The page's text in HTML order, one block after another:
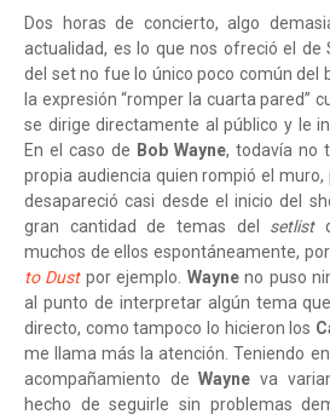
Dos horas de concierto, algo
actualidad, es lo que nos ofreció el de
del set no fue lo único poco común del
la expresión “romper la cuarta pared”
se dirige directamente al público y le
En el caso de Bob Wayne, todavía no
propia audiencia quien rompió el
desapareció casi desde el inicio del
gran cantidad de temas del setlist
muchos de ellos espontáneamente,
to Dustpor ejemplo. Wayneno puso
al punto de interpretar algún tema
directo, como tampoco lo hicieron los
me llama más la atención. Teniendo
acompañamiento deWayneva
hecho de seguirle sin problemas